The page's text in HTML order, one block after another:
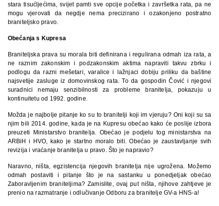
stara tisućljećima, svijet pamti sve opcije početka i završetka rata, pa ne
mogu vjerovati da negdje nema precizirano i ozakonjeno postratno
braniteljsko pravo.
Obećanja s Kupresa
Braniteljska prava su morala biti definirana i regulirana odmah iza rata, a
ne raznim zakonskim i podzakonskim aktima napraviti takvu zbrku i
podlogu da razni mešetari, varalice i lažnjaci dobiju priliku da baštine
najsvetije zasluge iz domovinskog rata. To da gospodin Čović i njegovi
suradnici nemaju senzibilnosti za probleme branitelja, pokazuju u
kontinuitetu od 1992. godine.
Možda je najbolje pitanje ko su to branitelji koji im vjeruju? Oni koji su sa
njim bili 2014. godine, kada je na Kupresu obećao kako će poslije izbora
preuzeti Ministarstvo branitelja. Obećao je podjelu tog ministarstva na
ARBiH i HVO, kako je startno moralo biti. Obećao je zaustavljanje svih
revizija i vraćanje branitelja u pravo. Što je napravio?
Naravno, ništa, egzistencija njegovih branitelja nije ugrožena. Možemo
odmah postaviti i pitanje što je na sastanku u ponedjeljak obećao
Zaboravljenim braniteljima? Zamislite, ovaj put ništa, njihove zahtjeve je
prenio na razmatranje i odlučivanje Odboru za branitelje GV-a HNS-a!